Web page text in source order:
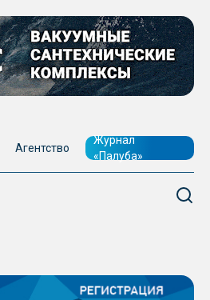
Агентство
Журнал
«Палуба»